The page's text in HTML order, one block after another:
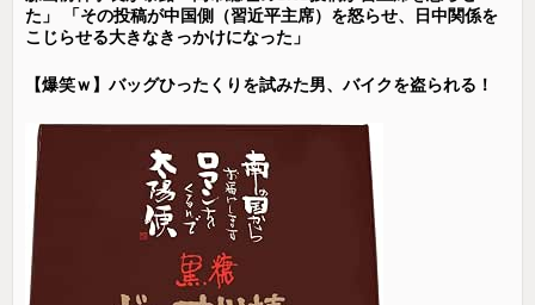
た」 「その投稿が中国側（習近平主席）を怒らせ、日中関係を
こじらせる大きなきっかけになった」
【爆笑ｗ】バッグひったくりを試みた男、バイクを盗られる！